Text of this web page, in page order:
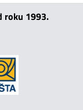
roku 1993.